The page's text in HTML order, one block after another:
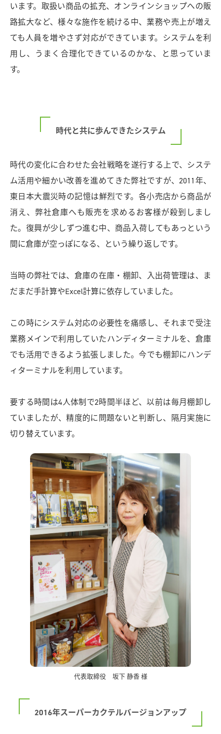
います。取扱い商品の拡充、オンラインショップへの販
路拡大など、様々な施作を続ける中、業務や売上が増え
ても人員を増やさず対応ができています。システムを利
用し、うまく合理化できているのかな、と思っていま
す。
時代と共に歩んできたシステム
時代の変化に合わせた会社戦略を遂行する上で、システ
ム活用や細かい改善を進めてきた弊社ですが、2011年、
東日本大震災時の記憶は鮮烈です。各小売店から商品が
消え、弊社倉庫へも販売を求めるお客様が殺到しまし
た。復興が少しずつ進む中、商品入荷してもあっという
間に倉庫が空っぽになる、という繰り返しです。
当時の弊社では、倉庫の在庫・棚卸、入出荷管理は、ま
だまだ手計算やExcel計算に依存していました。
この時にシステム対応の必要性を痛感し、それまで受注
業務メインで利用していたハンディターミナルを、倉庫
でも活用できるよう拡張しました。今でも棚卸にハンデ
ィターミナルを利用しています。
要する時間は4人体制で2時間半ほど、以前は毎月棚卸し
ていましたが、精度的に問題ないと判断し、隔月実施に
切り替えています。
代表取締役 坂下 静香 様
2016年スーパーカクテルバージョンアップ